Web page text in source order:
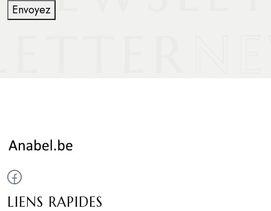
Envoyez
LIENS RAPIDES